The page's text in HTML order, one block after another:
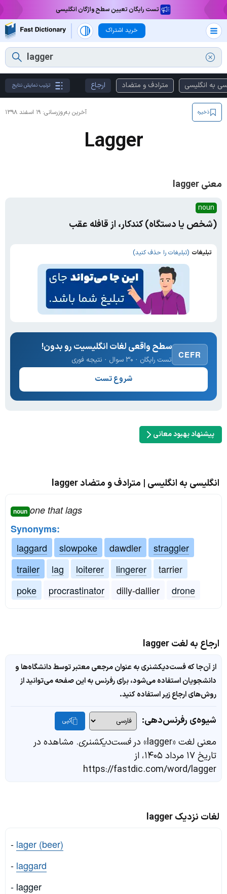
تست رایگان تعیین سطح واژگان انگلیسی
خرید اشتراک
به انگلیسی مترادف و متضاد ارجاع ترتیب نمایش نتایج
آخرین به‌روزرسانی: ۱۹ اسفند ۱۳۹۸ ذخیره
Lagger
معنی lagger
noun
(شخص یا دستگاه) کندکار، از قافله عقب
تبلیغات (تبلیغات را حذف کنید)
CEFR
سطح واقعی لغات انگلیسیت رو بدون!
تست رایگان · ۳۰ سوال · نتیجه فوری
شروع تست
پیشنهاد بهبود معانی
انگلیسی به انگلیسی | مترادف و متضاد lagger
noun one that lags
Synonyms:
laggard
slowpoke dawdler
straggler
trailer
lag loiterer lingerer
tarrier
poke
procrastinator dilly-dallier drone
ارجاع به لغت lagger
از آن‌جا که فست‌دیکشنری به عنوان مرجعی معتبر توسط دانشگاه‌ها و
دانشجویان استفاده می‌شود، برای رفرنس به این صفحه می‌توانید از
روش‌های ارجاع زیر استفاده کنید.
شیوه‌ی رفرنس‌دهی: کپی
معنی لغت «lagger» در فست‌دیکشنری. مشاهده در
تاریخ ۱۷ مرداد ۱۴۰۵، از
https://fastdic.com/word/lagger
لغات نزدیک lagger
- lager (beer)
- laggard
- lagger